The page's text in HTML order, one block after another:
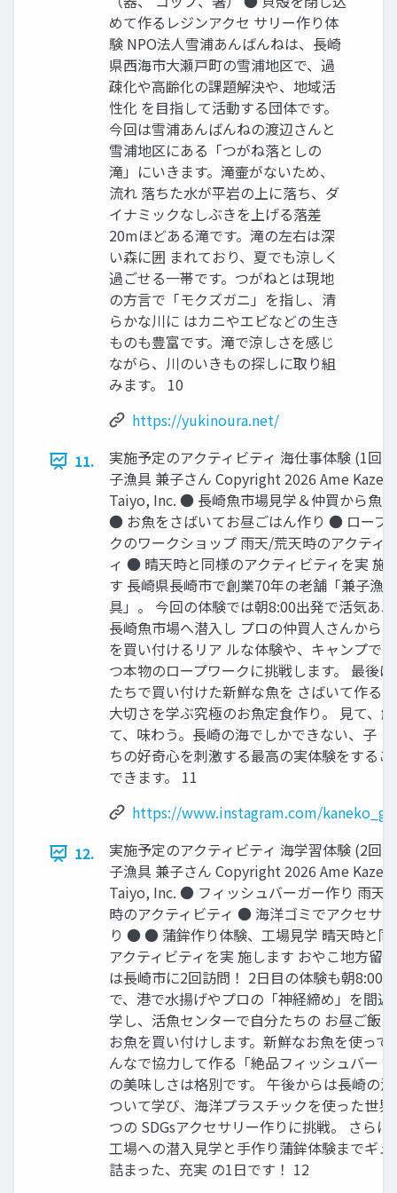
めて作るレジンアクセ サリー作り体
験 NPO法⼈雪浦あんばんねは、⻑崎
県⻄海市⼤瀬⼾町の雪浦地区で、過
疎化や⾼齢化の課題解決や、地域活
性化 を⽬指して活動する団体です。
今回は雪浦あんばんねの渡辺さんと
雪浦地区にある「つがね落としの
滝」にいきます。滝壷がないため、
流れ 落ちた⽔が平岩の上に落ち、ダ
イナミックなしぶきを上げる落差
20mほどある滝です。滝の左右は深
い森に囲 まれており、夏でも涼しく
過ごせる⼀帯です。つがねとは現地
の⽅⾔で「モクズガニ」を指し、清
らかな川に はカニやエビなどの⽣き
ものも豊富です。滝で涼しさを感じ
ながら、川のいきもの探しに取り組
みます。 10
https://yukinoura.net/
11.
実施予定のアクティビティ 海仕事体験 (1回
⼦漁具 兼⼦さん Copyright 2026 Ame Kaze
Taiyo, Inc. ● ⻑崎⿂市場⾒学＆仲買から⿂
● お⿂をさばいてお昼ごはん作り ● ロープ
クのワークショップ ⾬天/荒天時のアクティ
ィ ● 晴天時と同様のアクティビティを実 施
す ⻑崎県⻑崎市で創業70年の⽼舗「兼⼦漁
具」。 今回の体験では朝8:00出発で活気あ
⻑崎⿂市場へ潜⼊し プロの仲買⼈さんから
を買い付けるリア ルな体験や、キャンプで
つ本物のロープワークに挑戦します。 最後
たちで買い付けた新鮮な⿂を さばいて作る
⼤切さを学ぶ究極のお⿂定⾷作り。 ⾒て、
て、味わう。⻑崎の海でしかできない、⼦
ちの好奇⼼を刺激する最⾼の実体験をするこ
できます。 11
https://www.instagram.com/
12.
実施予定のアクティビティ 海学習体験 (2回
⼦漁具 兼⼦さん Copyright 2026 Ame Kaze
Taiyo, Inc. ● フィッシュバーガー作り ⾬天/
時のアクティビティ ● 海洋ゴミでアクセサ
り ● ● 蒲鉾作り体験、⼯場⾒学 晴天時と同
アクティビティを実 施します おやこ地⽅留
は⻑崎市に2回訪問！ 2⽇⽬の体験も朝8:00
で、港で⽔揚げやプロの「神経締め」を間近
学し、活⿂センターで⾃分たちの お昼ご飯
お⿂を買い付けします。新鮮なお⿂を使って
んなで協⼒して作る「絶品フィッシュバー
の美味しさは格別です。 午後からは⻑崎の
ついて学び、海洋プラスチックを使った世界
つの SDGsアクセサリー作りに挑戦。 さらに
⼯場への潜⼊⾒学と⼿作り蒲鉾体験までギュ
詰まった、充実 の1⽇です！ 12